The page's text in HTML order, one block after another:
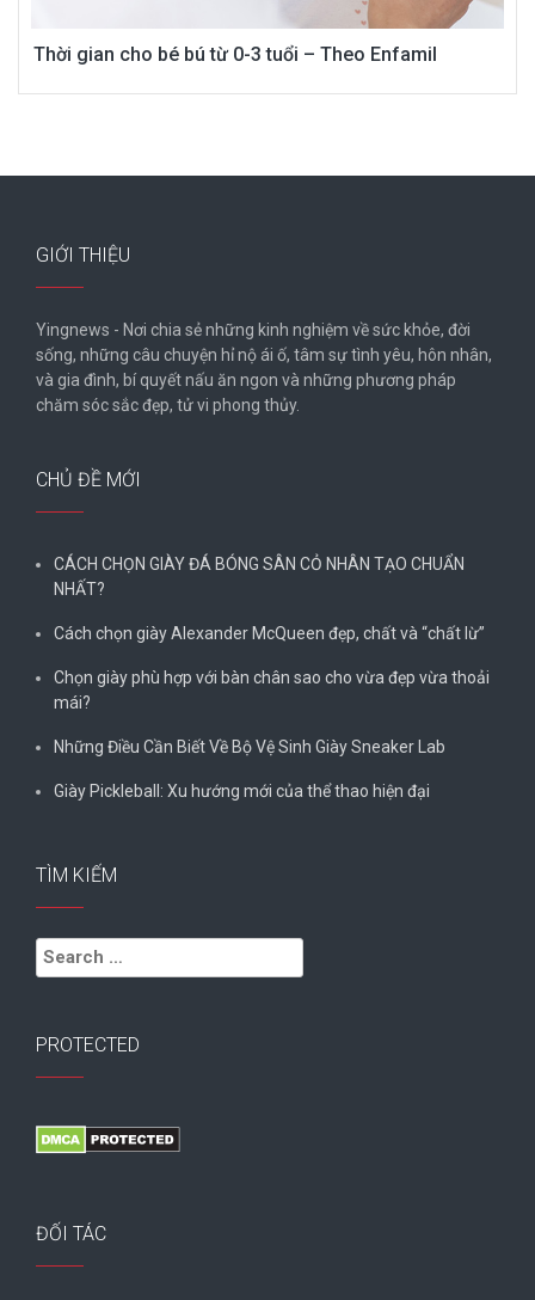
Thời gian cho bé bú từ 0-3 tuổi – Theo Enfamil
GIỚI THIỆU
Yingnews - Nơi chia sẻ những kinh nghiệm về sức khỏe, đời
sống, những câu chuyện hỉ nộ ái ố, tâm sự tình yêu, hôn nhân,
và gia đình, bí quyết nấu ăn ngon và những phương pháp
chăm sóc sắc đẹp, tử vi phong thủy.
CHỦ ĐỀ MỚI
CÁCH CHỌN GIÀY ĐÁ BÓNG SÂN CỎ NHÂN TẠO CHUẨN
NHẤT?
Cách chọn giày Alexander McQueen đẹp, chất và “chất lừ”
Chọn giày phù hợp với bàn chân sao cho vừa đẹp vừa thoải
mái?
Những Điều Cần Biết Về Bộ Vệ Sinh Giày Sneaker Lab
Giày Pickleball: Xu hướng mới của thể thao hiện đại
TÌM KIẾM
Search
for:
PROTECTED
ĐỐI TÁC